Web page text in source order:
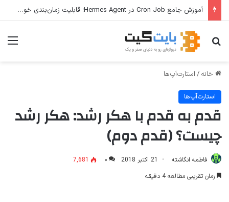
آموزش جامع Cron Job در Hermes Agent؛ قابلیت زمان‌بندی خودکار وظایف
جستجو برای
خانه / استارت‌آپ‌ها
استارت‌آپ‌ها
قدم به قدم با هکر رشد: هکر رشد
چیست؟ (قدم دوم)
فاطمه انگاشته 21 اکتبر 2018 ۰
7,681
زمان تقریبی مطالعه 4 دقیقه